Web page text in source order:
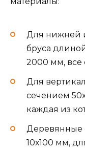
Для нижней
бруса
2000 мм, все
Для
сечением
каждая из
Деревянные
10х100 мм,